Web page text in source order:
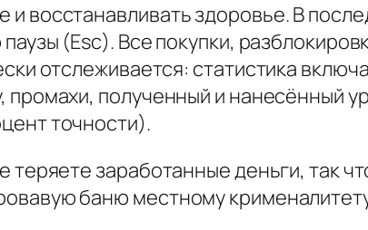
восстанавливать здоровье. В
(Esc). Все покупки,
отслеживается: статистика
промахи, полученный и нанесённый
точности).
теряете заработанные деньги, так
баню местному